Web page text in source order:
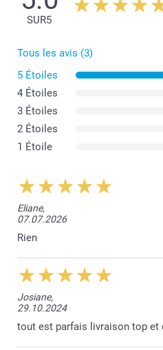
SUR5
Tous les avis (3)
5 Étoiles
4 Étoiles
3 Étoiles
2 Étoiles
1 Étoile
Eliane,
07.07.2026
Rien
Josiane,
29.10.2024
tout est parfais livraison top et